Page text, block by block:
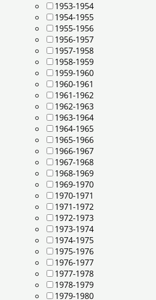
1953-1954
1954-1955
1955-1956
1956-1957
1957-1958
1958-1959
1959-1960
1960-1961
1961-1962
1962-1963
1963-1964
1964-1965
1965-1966
1966-1967
1967-1968
1968-1969
1969-1970
1970-1971
1971-1972
1972-1973
1973-1974
1974-1975
1975-1976
1976-1977
1977-1978
1978-1979
1979-1980